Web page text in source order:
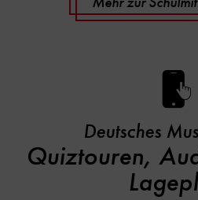
Deutsches
Quiztouren,